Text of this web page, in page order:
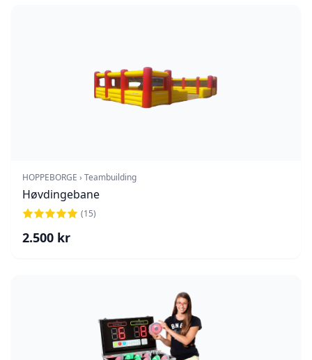
HOPPEBORGE › Teambuilding
Høvdingebane
(15)
2.500 kr